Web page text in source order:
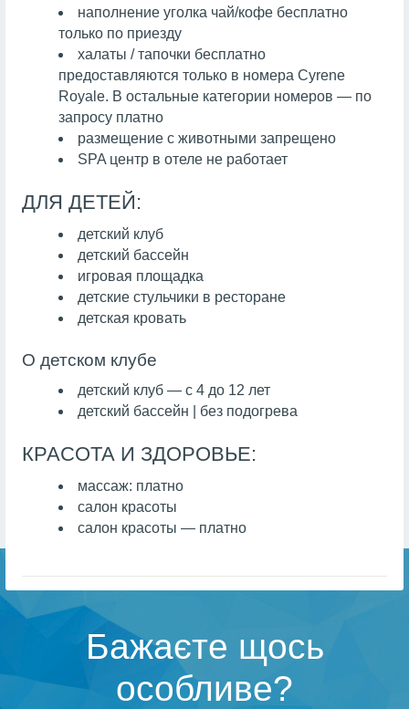
наполнение уголка чай/кофе бесплатно
только по приезду
халаты / тапочки бесплатно
предоставляются только в номера Cyrene
Royale. В остальные категории номеров — по
запросу платно
размещение с животными запрещено
SPA центр в отеле не работает
ДЛЯ ДЕТЕЙ:
детский клуб
детский бассейн
игровая площадка
детские стульчики в ресторане
детская кровать
О детском клубе
детский клуб — с 4 до 12 лет
детский бассейн | без подогрева
КРАСОТА И ЗДОРОВЬЕ:
массаж: платно
салон красоты
салон красоты — платно
Бажаєте щось
особливе?